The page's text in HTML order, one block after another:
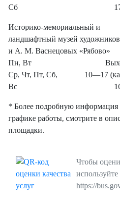
Сб
Историко-мемориальный и
ландшафтный музей
и А. М. Васнецовых «Рябово»
Пн, Вт
Ср, Чт, Пт, Сб,
Вс
10—17
* Более подробную информация
графике работы, смотрите в
площадки.
Чтобы
https://